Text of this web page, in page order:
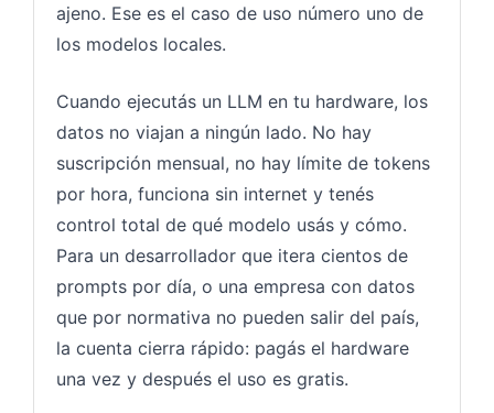
ajeno. Ese es el caso de uso número uno de
los modelos locales.
Cuando ejecutás un LLM en tu hardware, los
datos no viajan a ningún lado. No hay
suscripción mensual, no hay límite de tokens
por hora, funciona sin internet y tenés
control total de qué modelo usás y cómo.
Para un desarrollador que itera cientos de
prompts por día, o una empresa con datos
que por normativa no pueden salir del país,
la cuenta cierra rápido: pagás el hardware
una vez y después el uso es gratis.